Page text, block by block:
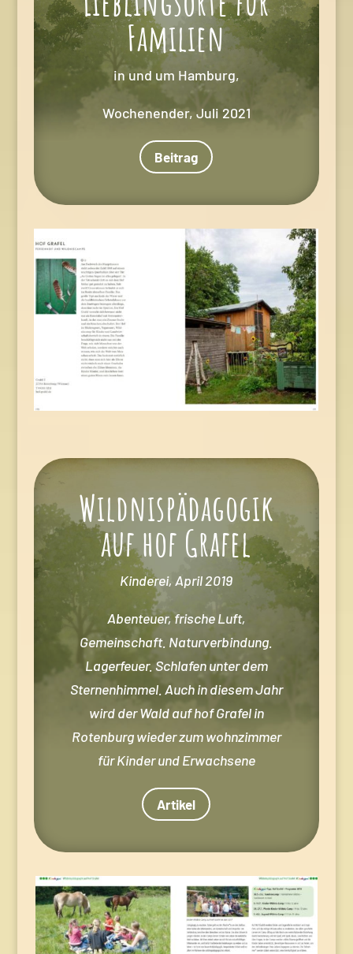
Familien
in und um Hamburg,
Wochenender, Juli 2021
Beitrag
Wildnispädagogik
auf hof Grafel
Kinderei, April 2019
Abenteuer, frische Luft,
Gemeinschaft. Naturverbindung.
Lagerfeuer. Schlafen unter dem
Sternenhimmel. Auch in diesem Jahr
wird der Wald auf hof Grafel in
Rotenburg wieder zum wohnzimmer
für Kinder und Erwachsene
Artikel